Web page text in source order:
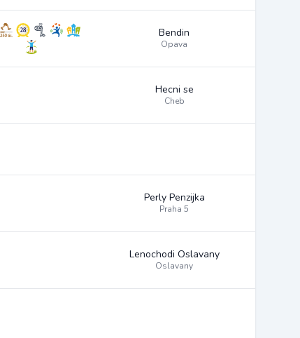
Bendin
Opava
Hecni se
Cheb
Perly Penzijka
Praha 5
Lenochodi Oslavany
Oslavany